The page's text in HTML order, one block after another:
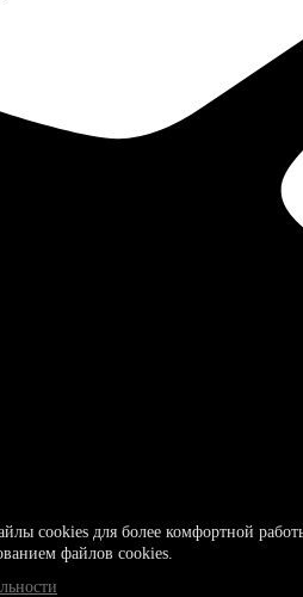
cookies для более комфортной
файлов cookies.